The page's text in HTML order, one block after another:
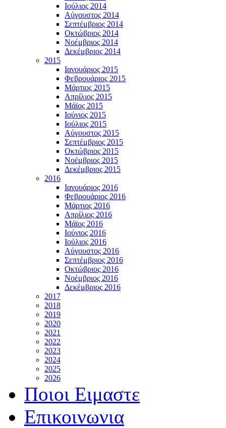
Ιούλιος 2014
Αύγουστος 2014
Σεπτέμβριος 2014
Οκτώβριος 2014
Νοέμβριος 2014
Δεκέμβριος 2014
2015
Ιανουάριος 2015
Φεβρουάριος 2015
Μάρτιος 2015
Απρίλιος 2015
Μάϊος 2015
Ιούνιος 2015
Ιούλιος 2015
Αύγουστος 2015
Σεπτέμβριος 2015
Οκτώβριος 2015
Νοέμβριος 2015
Δεκέμβριος 2015
2016
Ιανουάριος 2016
Φεβρουάριος 2016
Μάρτιος 2016
Απρίλιος 2016
Μάϊος 2016
Ιούνιος 2016
Ιούλιος 2016
Αύγουστος 2016
Σεπτέμβριος 2016
Οκτώβριος 2016
Νοέμβριος 2016
Δεκέμβριος 2016
2017
2018
2019
2020
2021
2022
2023
2024
2025
2026
Ποιοι Ειμαστε
Επικοινωνια